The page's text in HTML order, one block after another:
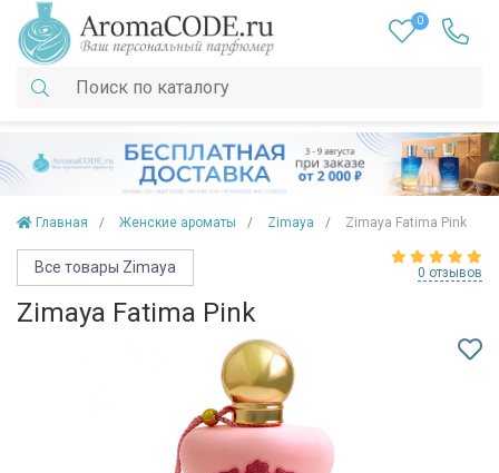
0
Главная Женские ароматы Zimaya Zimaya Fatima Pink
Все товары Zimaya 0 отзывов
Zimaya Fatima Pink